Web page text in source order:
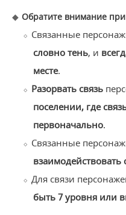
Обратите внимание
Связанные
словно тень, и
месте.
Разорвать связь
поселении, где
первоначально.
Связанные
Для связи
быть 7 уровня или